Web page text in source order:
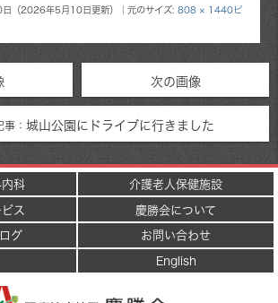
（2026年5月10日更新） ｜元のサイズ: 808 × 1440ピ
次の画像
： 城山公園にドライブに行きました
科
介護老人保健施設
ス
慶勝会について
グ
お問い合わせ
English